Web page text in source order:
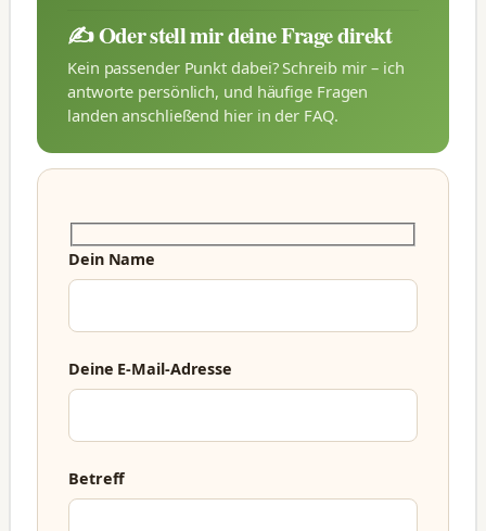
✍️ Oder stell mir deine Frage direkt
Kein passender Punkt dabei? Schreib mir – ich
antworte persönlich, und häufige Fragen
landen anschließend hier in der FAQ.
Dein Name
Deine E-Mail-Adresse
Betreff